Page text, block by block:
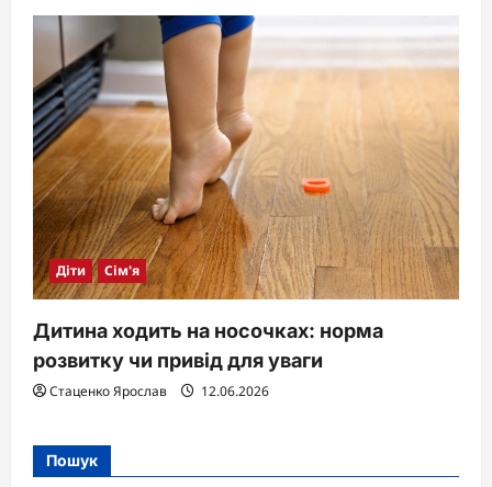
Діти Сім'я
Дитина ходить на носочках: норма
розвитку чи привід для уваги
Стаценко Ярослав 12.06.2026
Пошук